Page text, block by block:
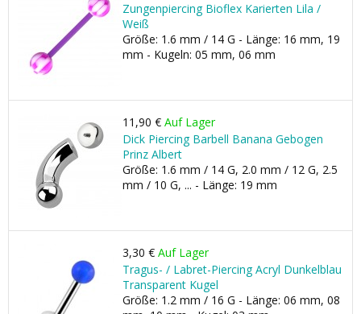
Zungenpiercing Bioflex Karierten Lila /
Weiß
Größe: 1.6 mm / 14 G - Länge: 16 mm, 19
mm - Kugeln: 05 mm, 06 mm
11,90 € Auf Lager
Dick Piercing Barbell Banana Gebogen
Prinz Albert
Größe: 1.6 mm / 14 G, 2.0 mm / 12 G, 2.5
mm / 10 G, ... - Länge: 19 mm
3,30 € Auf Lager
Tragus- / Labret-Piercing Acryl Dunkelblau
Transparent Kugel
Größe: 1.2 mm / 16 G - Länge: 06 mm, 08